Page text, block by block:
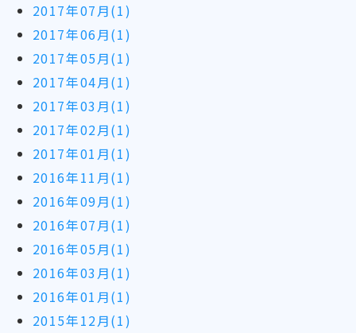
2017年07月(1)
2017年06月(1)
2017年05月(1)
2017年04月(1)
2017年03月(1)
2017年02月(1)
2017年01月(1)
2016年11月(1)
2016年09月(1)
2016年07月(1)
2016年05月(1)
2016年03月(1)
2016年01月(1)
2015年12月(1)